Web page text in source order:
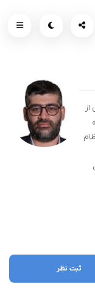
ثبت نظر